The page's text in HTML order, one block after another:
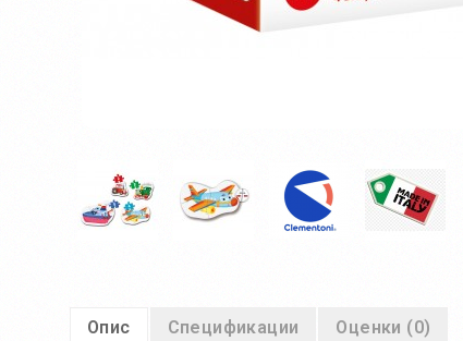
Опис Спецификации Оценки (0)